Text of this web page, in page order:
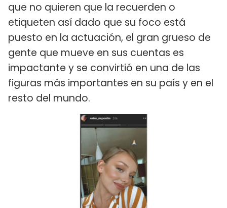
que no quieren que la recuerden o
etiqueten así dado que su foco está
puesto en la actuación, el gran grueso de
gente que mueve en sus cuentas es
impactante y se convirtió en una de las
figuras más importantes en su país y en el
resto del mundo.